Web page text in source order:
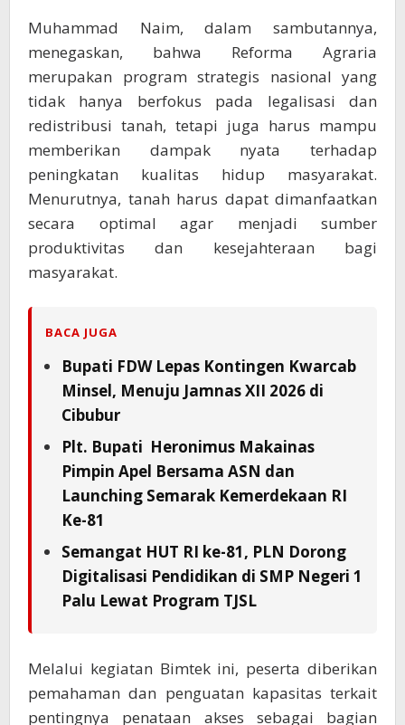
Muhammad Naim, dalam sambutannya,
menegaskan, bahwa Reforma Agraria
merupakan program strategis nasional yang
tidak hanya berfokus pada legalisasi dan
redistribusi tanah, tetapi juga harus mampu
memberikan dampak nyata terhadap
peningkatan kualitas hidup masyarakat.
Menurutnya, tanah harus dapat dimanfaatkan
secara optimal agar menjadi sumber
produktivitas dan kesejahteraan bagi
masyarakat.
BACA JUGA
Bupati FDW Lepas Kontingen Kwarcab
Minsel, Menuju Jamnas XII 2026 di
Cibubur
Plt. Bupati Heronimus Makainas
Pimpin Apel Bersama ASN dan
Launching Semarak Kemerdekaan RI
Ke-81
Semangat HUT RI ke-81, PLN Dorong
Digitalisasi Pendidikan di SMP Negeri 1
Palu Lewat Program TJSL
Melalui kegiatan Bimtek ini, peserta diberikan
pemahaman dan penguatan kapasitas terkait
pentingnya penataan akses sebagai bagian